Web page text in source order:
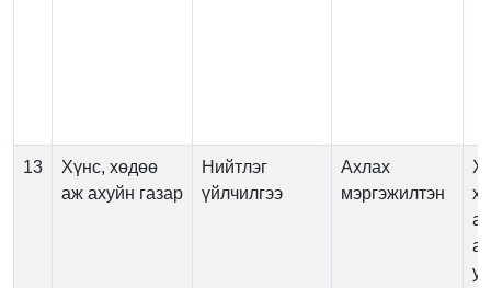
13
Хүнс, хөдөө
аж ахуйн газар
Нийтлэг
үйлчилгээ
Ахлах
мэргэжилтэн